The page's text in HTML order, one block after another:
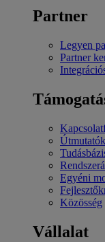
Partner
Legyen
Partner
Egyéni
Közösség
Vállalat